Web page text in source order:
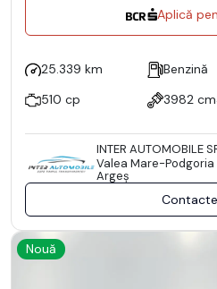
Aplică
25.339 km Benzină
510 cp
3982
INTER AUTOMOBILE
Valea Mare-
Argeş
Nouă